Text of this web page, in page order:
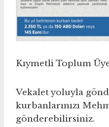
Kıymetli Toplum
Vekalet yoluyla
kurbanlarınızı
gönderebilirsiniz.